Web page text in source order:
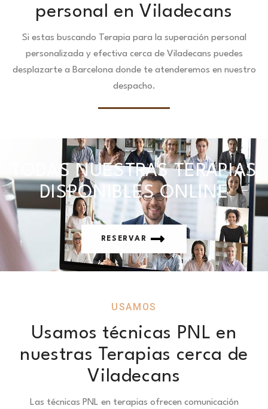
personal en Viladecans
Si estas buscando Terapia para la superación personal
personalizada y efectiva cerca de Viladecans puedes
desplazarte a Barcelona donde te atenderemos en nuestro
despacho.
TODAS NUESTRAS TERAPIAS
DISPONIBLES ONLINE
RESERVAR
USAMOS
Usamos técnicas PNL en
nuestras Terapias cerca de
Viladecans
Las técnicas PNL en terapias ofrecen comunicación